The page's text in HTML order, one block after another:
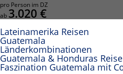
pro Person im DZ
ab 3.020 €
Lateinamerika Reisen
Guatemala
Länderkombinationen
Guatemala & Honduras
Faszination Guatemala mit